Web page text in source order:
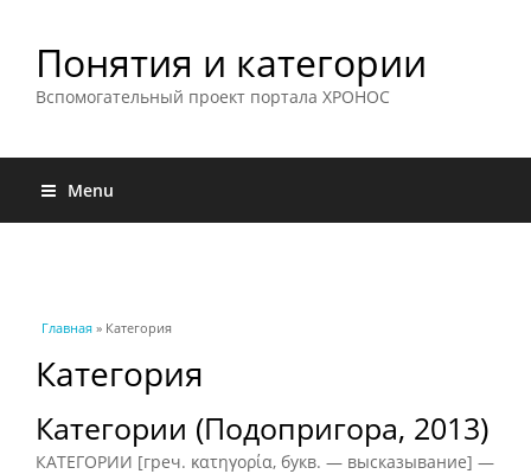
Понятия и категории
Вспомогательный проект портала ХРОНОС
Menu
Вы здесь
Главная » Категория
Категория
Категории (Подопригора, 2013)
КАТЕГОРИИ [греч. κατηγορία, букв. — высказывание] —